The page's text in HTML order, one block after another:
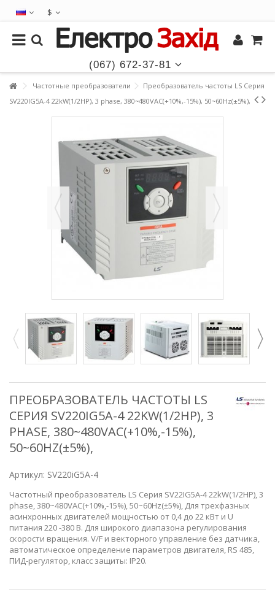
$
(067) 672-37-81
Частотные преобразователи
Преобразователь частоты LS Серия
SV220IG5A-4 22kW(1/2HP), 3 phase, 380~480VAC(+10%,-15%), 50~60Hz(±5%),
ПРЕОБРАЗОВАТЕЛЬ ЧАСТОТЫ LS
СЕРИЯ SV220IG5A-4 22KW(1/2HP), 3
PHASE, 380~480VAC(+10%,-15%),
50~60HZ(±5%),
Артикул: SV220iG5A-4
Частотный преобразователь LS Серия SV22IG5A-4 22kW(1/2HP), 3
phase, 380~480VAC(+10%,-15%), 50~60Hz(±5%), Для трехфазных
асинхронных двигателей мощностью от 0,4 до 22 кВт и U
питания 220 -380 В. Для широкого диапазона регулирования
скорости вращения. V/F и векторного управление без датчика,
автоматическое определение параметров двигателя, RS 485,
ПИД-регулятор, класс защиты: IP20.